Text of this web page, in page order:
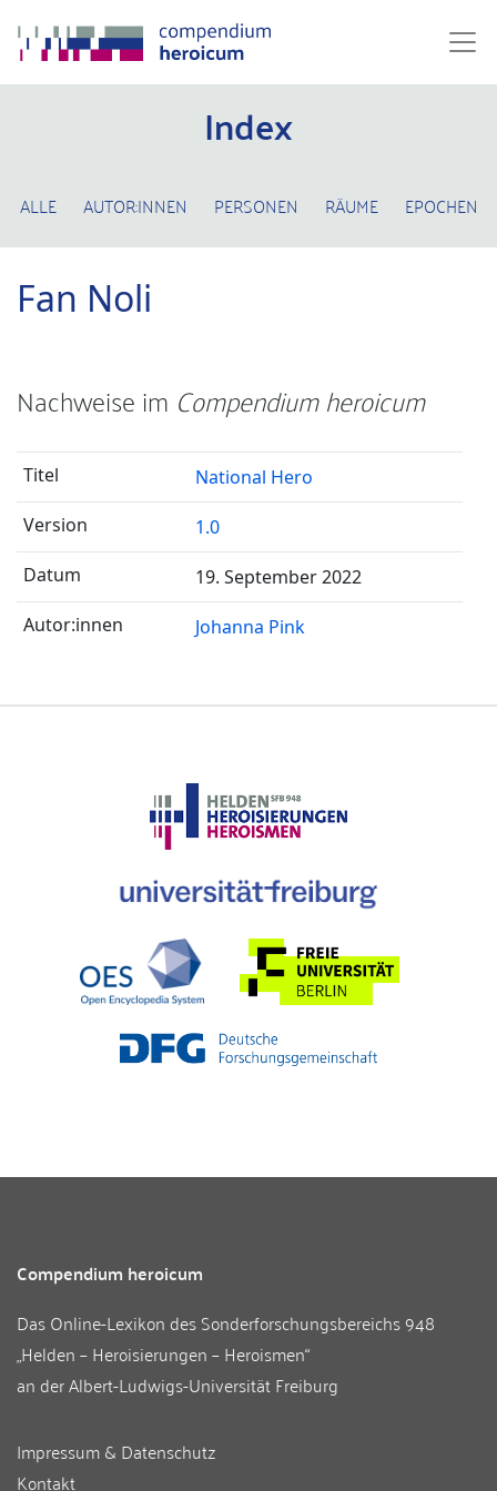
Index
ALLE AUTOR:INNEN PERSONEN RÄUME EPOCHEN
Fan Noli
Nachweise im Compendium heroicum
National Hero
1.0
19. September 2022
Johanna Pink
Compendium heroicum
Das Online-Lexikon desSonderforschungsbereichs 948
„Helden – Heroisierungen – Heroismen“
an derAlbert-Ludwigs-Universität Freiburg
Impressum & Datenschutz
Kontakt